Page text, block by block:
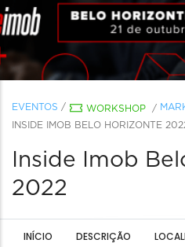
EVENTOS / WORKSHOP /
INSIDE IMOB BELO HORIZONTE
Inside Imob
2022
INÍCIO DESCRIÇÃO